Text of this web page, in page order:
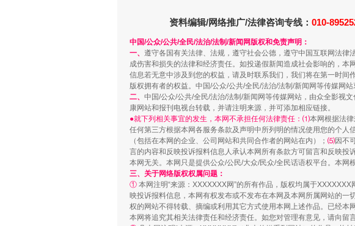
站台名比不上好声名
资料编辑/网络推广/法律咨询专线： 010-
中国/公众/公共/全民/法治/法制/新闻网版权和免责声明：
一、 遵守各国有关法律、法规，遵守社会公德，遵守中国互联网法
成伤害和损失的法律和经济责任。如投递假新闻造成社会影响的，
信息若无意中涉及到您的权益，请及时联系我们，我们将在第一时
版权拥有者的权益。中国/公众/公共/全民/法治/法制/新闻网等传媒网站
二、 中国/公众/公共/全民/法治/法制/新闻网等传媒网站，由众全影视
康网站和报刊电视台转载，并请注明来源，并可添加相应链接。
●就下列相关事宜的发生，本网不承担任何法律责任：⑴本网根据法
任何第三方根据本网各服务条款及声明中所列明的情况使用您的个人
（包括在本网的企业、公司网站和共同合作者的网站在内）； ⑸因不
言的内容和反映投诉报料信息人承认本网所有条款方可留言和反映
本网无关。本网只是提供公众/公民/大众/民众/全民话语权平台。本网
三、关于网络版权权属问题：
① 本网注明“来源：XXXXXXX网”的所有作品，版权均属于
映投诉报料信息，本网有权发布或不发布在本网及本网所属网站的
权的网站不得转载、摘编或利用其它方式使用本网上述作品。已经本
本网将追究其相关法律责任和经济责任。如您对管理有意见，请向留